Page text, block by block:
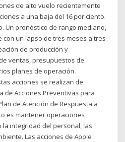
de alto vuelo recientemente
a una baja del 16 por ciento.
Un pronóstico de rango mediano,
un lapso de tres meses a tres
de producción y
ventas, presupuestos de
planes de operación.
acciones se realizan de
de Acciones Preventivas para
de Atención de Respuesta a
es mantener operaciones
integridad del personal, las
Las acciones de Apple